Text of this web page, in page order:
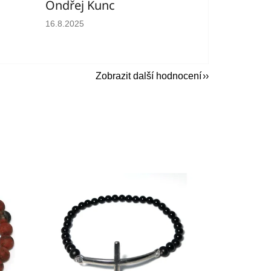
Ondřej Kunc
Hodnocení obchodu je 5 z 5 hvězdiček.
16.8.2025
Zobrazit další hodnocení